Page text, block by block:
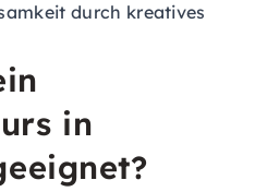
durch kreatives
in